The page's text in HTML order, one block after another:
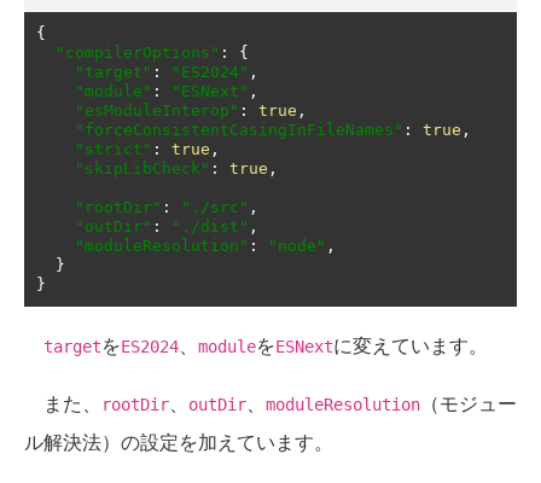
{
"compilerOptions" :
{
"target" : "ES2024" ,
"module" : "ESNext" ,
"esModuleInterop" : true ,
"forceConsistentCasingInFileNames" : true ,
"strict" : true ,
"skipLibCheck" : true ,
"rootDir" : "./src" ,
"outDir" : "./dist" ,
"moduleResolution" : "node" ,
}
}
targetをES2024、 moduleをESNextに変えています。
また、 rootDir、 outDir、 moduleResolution
（モジュー
ル解決法）の設定を加えています。